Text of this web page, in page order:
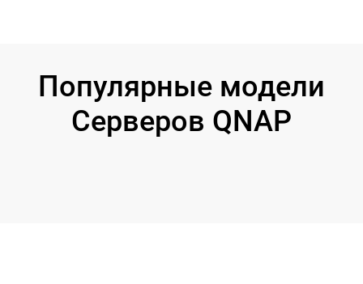
Популярные модели
Серверов QNAP